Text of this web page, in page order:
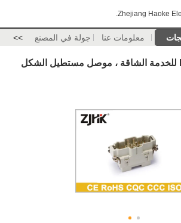
Zhejiang Haoke
معلومات عنا جولة في المصنع >>
موصل HK-006/12-M للخدمة الشاقة ، موصل مستطيل الشكل